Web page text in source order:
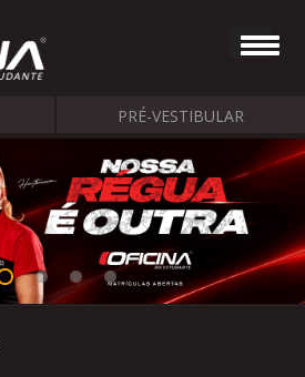
PRÉ-VESTIBULAR